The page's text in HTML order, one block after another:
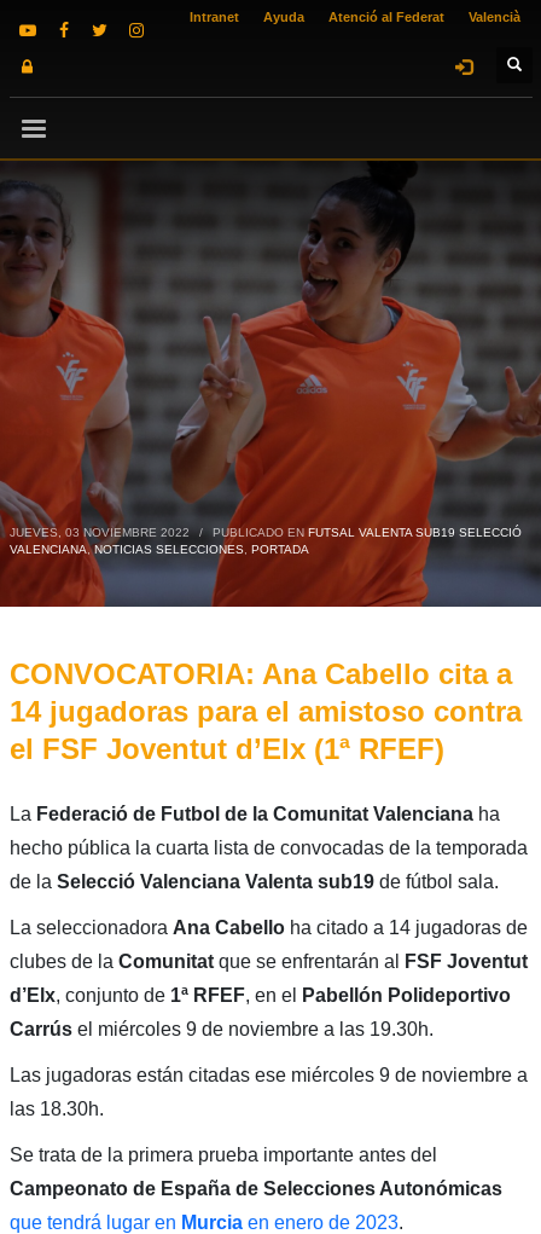
Intranet Ayuda Atenció al Federat Valencià
JUEVES, 03 NOVIEMBRE 2022 / PUBLICADO EN FUTSAL VALENTA SUB19 SELECCIÓ
VALENCIANA ,NOTICIAS SELECCIONES, PORTADA
CONVOCATORIA: Ana Cabello cita a
14 jugadoras para el amistoso contra
el FSF Joventut d’Elx (1ª RFEF)
La Federació de Futbol de la Comunitat Valencianaha
hecho pública la cuarta lista de convocadas de la temporada
de la Selecció Valenciana Valenta sub19de fútbol sala.
La seleccionadora Ana Cabelloha citado a 14 jugadoras de
clubes de la Comunitatque se enfrentarán al
FSF Joventut
d’Elx, conjunto de1ª RFEF, en el
Pabellón Polideportivo
Carrús el miércoles 9 de noviembre a las 19.30h.
Las jugadoras están citadas ese miércoles 9 de noviembre a
las 18.30h.
Se trata de la primera prueba importante antes del
Campeonato de España de Selecciones Autonómicas
que tendrá lugar en Murciaen enero de 2023.